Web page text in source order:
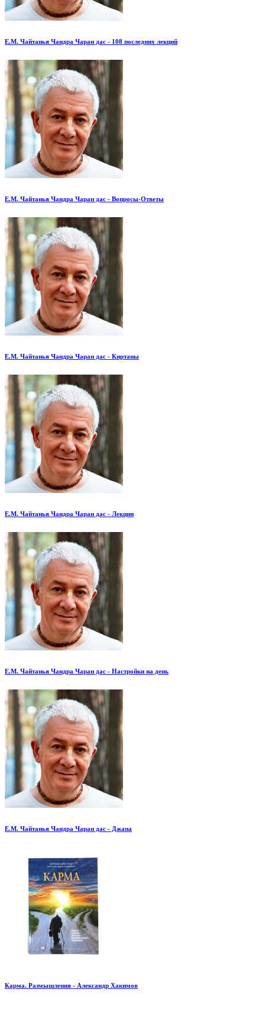
Е.М. Чайтанья Чандра Чаран дас - 108 последних лекций
Е.М. Чайтанья Чандра Чаран дас - Вопросы-Ответы
Е.М. Чайтанья Чандра Чаран дас - Киртаны
Е.М. Чайтанья Чандра Чаран дас - Лекции
Е.М. Чайтанья Чандра Чаран дас - Настройки на день
Е.М. Чайтанья Чандра Чаран дас - Джапа
Карма. Размышления - Александр Хакимов